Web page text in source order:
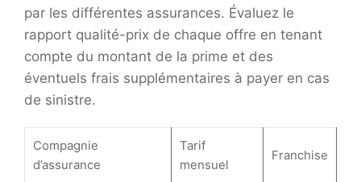
par les différentes assurances. Évaluez le
rapport qualité-prix de chaque offre en tenant
compte du montant de la prime et des
éventuels frais supplémentaires à payer en cas
de sinistre.
Compagnie
d’assurance
Tarif
mensuel
Franchise